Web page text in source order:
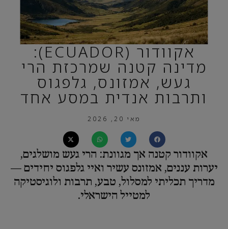
אקוודור (ECUADOR):
מדינה קטנה שמרכזת הרי
געש, אמזונס, גלפגוס
ותרבות אנדית במסע אחד
מאי 20, 2026
אקוודור קטנה אך מגוונת: הרי געש מושלגים,
יערות עננים, אמזונס עשיר ואיי גלפגוס יחידים —
מדריך תכליתי למסלול, טבע, תרבות ולוגיסטיקה
למטייל הישראלי.